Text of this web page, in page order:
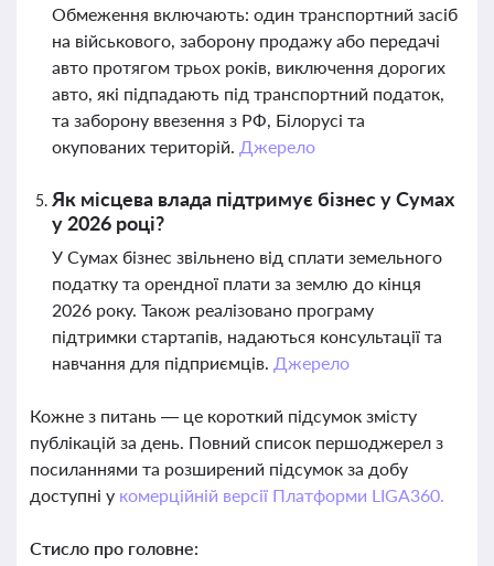
Обмеження включають: один транспортний засіб
на військового, заборону продажу або передачі
авто протягом трьох років, виключення дорогих
авто, які підпадають під транспортний податок,
та заборону ввезення з РФ, Білорусі та
окупованих територій. Джерело
Як місцева влада підтримує бізнес у Сумах
у 2026 році?
У Сумах бізнес звільнено від сплати земельного
податку та орендної плати за землю до кінця
2026 року. Також реалізовано програму
підтримки стартапів, надаються консультації та
навчання для підприємців. Джерело
Кожне з питань — це короткий підсумок змісту
публікацій за день. Повний список першоджерел з
посиланнями та розширений підсумок за добу
доступні у комерційній версії Платформи LIGA360.
Стисло про головне: